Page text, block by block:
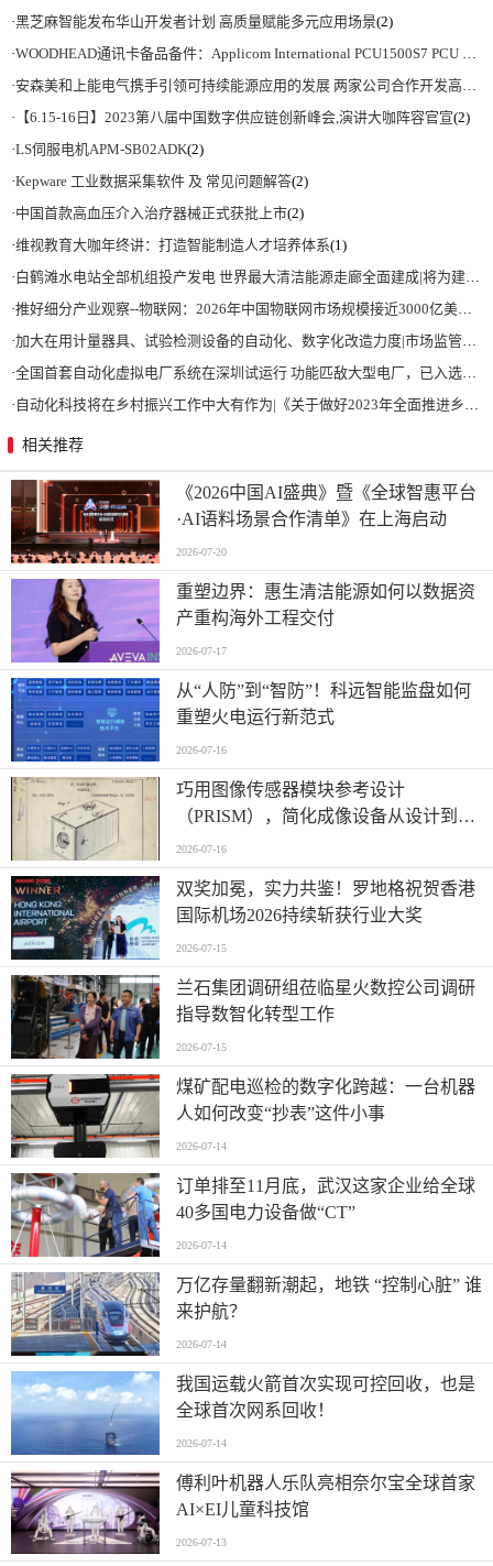
·黑芝麻智能发布华山开发者计划 高质量赋能多元应用场景(2)
·WOODHEAD通讯卡备品备件：Applicom International PCU1500S7 PCU 1500 S7 V4.5.0
·安森美和上能电气携手引领可持续能源应用的发展 两家公司合作开发高性能储能和太阳能组串式逆变器方案 以实现可持续的未来
· 【6.15-16日】2023第八届中国数字供应链创新峰会,演讲大咖阵容官宣(2)
·LS伺服电机APM-SB02ADK(2)
·Kepware 工业数据采集软件 及 常见问题解答(2)
·中国首款高血压介入治疗器械正式获批上市(2)
·维视教育大咖年终讲：打造智能制造人才培养体系(1)
·白鹤滩水电站全部机组投产发电 世界最大清洁能源走廊全面建成|将为建设新型能源体系、保障国家能源安全、实现“双碳”目标提供有力支撑
·推好细分产业观察--物联网：2026年中国物联网市场规模接近3000亿美元 智慧工厂、智慧城市、智慧电网等将占60%以上
·加大在用计量器具、试验检测设备的自动化、数字化改造力度|市场监管总局 工业和信息化部 关于促进企业计量能力提升的指导意见
·全国首套自动化虚拟电厂系统在深圳试运行 功能匹敌大型电厂，已入选国际典型案例
· 自动化科技将在乡村振兴工作中大有作为|《关于做好2023年全面推进乡村振兴重点工作的意见》发布
相关推荐
《2026中国AI盛典》暨《全球智惠平台
·AI语料场景合作清单》在上海启动
2026-07-20
重塑边界：惠生清洁能源如何以数据资
产重构海外工程交付
2026-07-17
从“人防”到“智防”！科远智能监盘如何
重塑火电运行新范式
2026-07-16
巧用图像传感器模块参考设计
（PRISM），简化成像设备从设计到制
造的全流程
2026-07-16
双奖加冕，实力共鉴！罗地格祝贺香港
国际机场2026持续斩获行业大奖
2026-07-15
兰石集团调研组莅临星火数控公司调研
指导数智化转型工作
2026-07-15
煤矿配电巡检的数字化跨越：一台机器
人如何改变“抄表”这件小事
2026-07-14
订单排至11月底，武汉这家企业给全球
40多国电力设备做“CT”
2026-07-14
万亿存量翻新潮起，地铁 “控制心脏” 谁
来护航？
2026-07-14
我国运载火箭首次实现可控回收，也是
全球首次网系回收！
2026-07-14
傅利叶机器人乐队亮相奈尔宝全球首家
AI×EI儿童科技馆
2026-07-13